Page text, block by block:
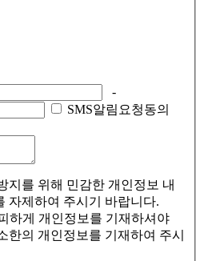
-
SMS알림요청동의
지를 위해 민감한 개인정보 내
자제하여 주시기 바랍니다.
하게 개인정보를 기재하셔야
한의 개인정보를 기재하여 주시